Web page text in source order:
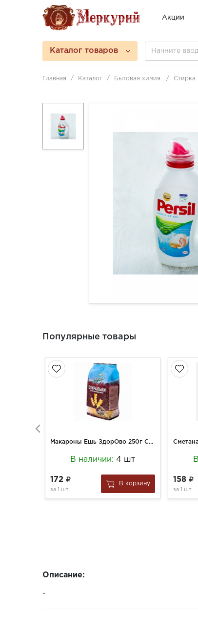
Акции
Каталог товаров
Главная Каталог Бытовая химия. Стирка
Популярные товары
Макароны Ешь ЗдорОво 250г Спиральки из амарантовой б/глютена
В наличии: 4 шт
172
за 1 шт
В корзину
158
за 1 шт
Описание:
-